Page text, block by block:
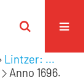
Lintzer: ...
Anno 1696.